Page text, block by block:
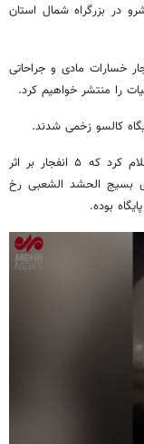
در بزرگراه شمال استان
خسارات مادی و جراحاتی
را منتشر خواهیم کرد.
کالسو زخمی شدند.
امنیتی فرمانداریِ بابِل نیز اعلام کرد که ۵ انفجار بر اثر
بسیج الحشد الشعبی رخ
بوده.